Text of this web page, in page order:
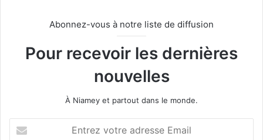
Abonnez-vous à notre liste de diffusion
Pour recevoir les dernières
nouvelles
À Niamey et partout dans le monde.